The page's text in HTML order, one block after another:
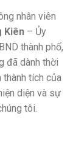
nhân viên
Kiên – Ủy
thành phố,
đã dành thời
thành tích của
diện và sự
tôi.